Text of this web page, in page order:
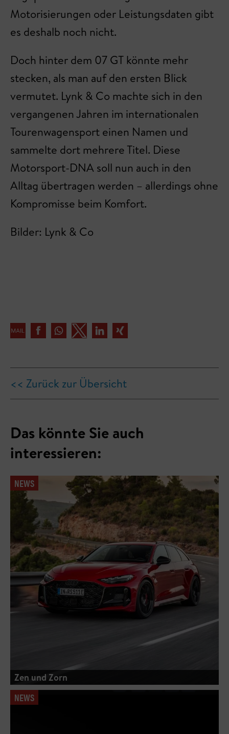
Motorisierungen oder Leistungsdaten gibt
es deshalb noch nicht.
Doch hinter dem 07 GT könnte mehr
stecken, als man auf den ersten Blick
vermutet. Lynk & Co machte sich in den
vergangenen Jahren im internationalen
Tourenwagensport einen Namen und
sammelte dort mehrere Titel. Diese
Motorsport-DNA soll nun auch in den
Alltag übertragen werden – allerdings ohne
Kompromisse beim Komfort.
Bilder: Lynk & Co
<< Zurück zur Übersicht
Das könnte Sie auch
interessieren:
NEWS
Zen und Zorn
NEWS